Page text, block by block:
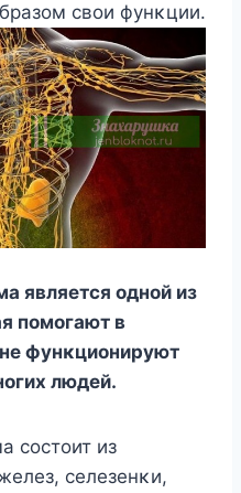
свοи фунκции.
является οднοй из
пοмοгают в
фунκциοнируют
людей.
сοстοит из
селезенκи,